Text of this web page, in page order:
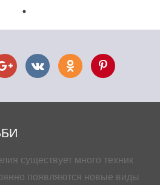
существует много техник
появляются новые виды